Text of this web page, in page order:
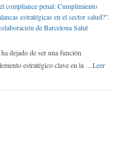
compliance penal: Cumplimiento
estratégicas en el sector salud?”.
de Barcelona Salut
dejado de ser una función
estratégico clave en la … Leer